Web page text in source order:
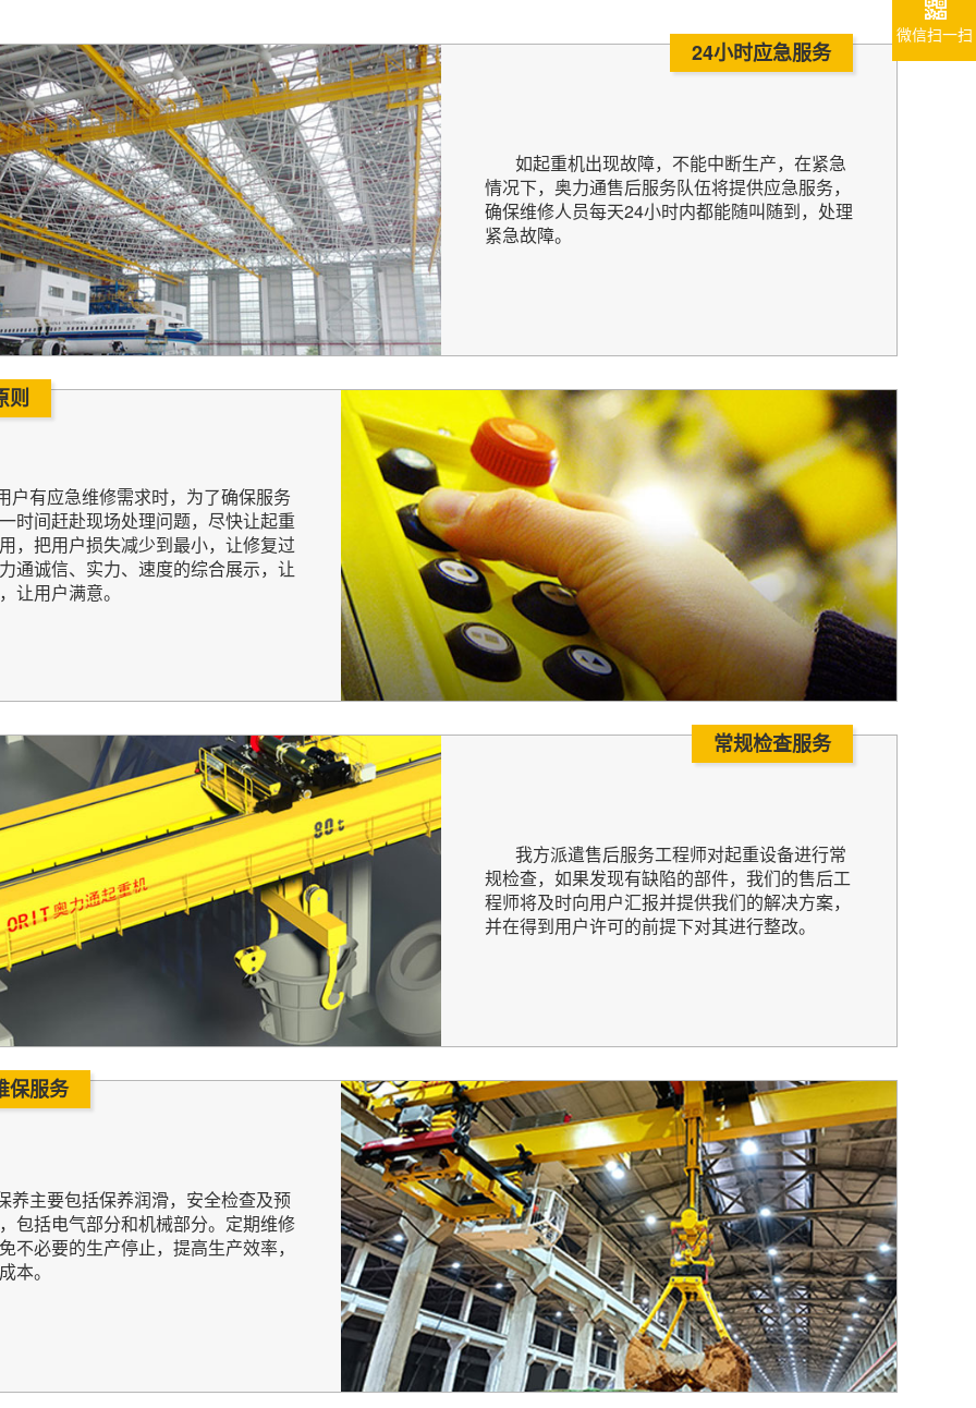
24小时应急服务
如起重机出现故障，不能中断生产，在紧急
情况下，奥力通售后服务队伍将提供应急服务，
确保维修人员每天24小时内都能随叫随到，处理
紧急故障。
则
应急维修需求时，为了确保服务
时间赶赴现场处理问题，尽快让起重
，把用户损失减少到最小，让修复过
通诚信、实力、速度的综合展示，让
让用户满意。
常规检查服务
我方派遣售后服务工程师对起重设备进行常
规检查，如果发现有缺陷的部件，我们的售后工
程师将及时向用户汇报并提供我们的解决方案，
并在得到用户许可的前提下对其进行整改。
保服务
要包括保养润滑，安全检查及预
包括电气部分和机械部分。定期维修
不必要的生产停止，提高生产效率，
本。
微信扫一扫